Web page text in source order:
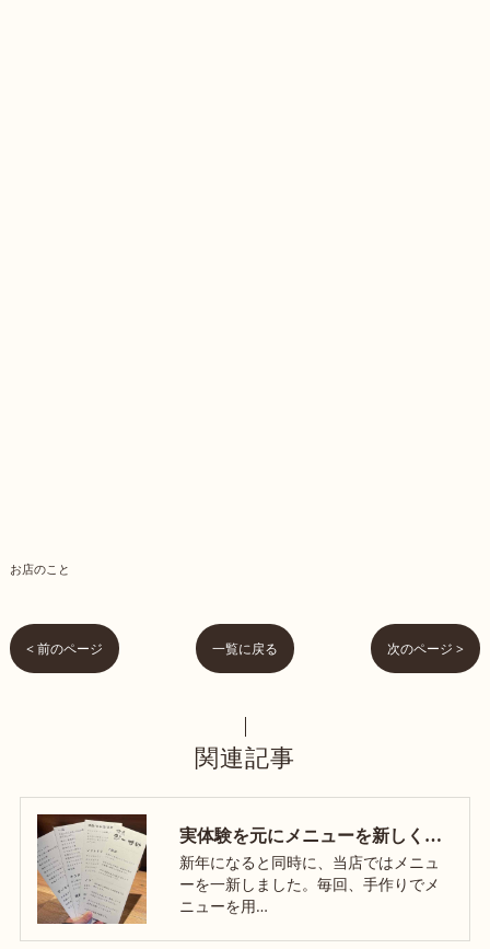
お店のこと
< 前のページ 一覧に戻る 次のページ >
関連記事
実体験を元にメニューを新しくしました！
新年になると同時に、当店ではメニュ
ーを一新しました。毎回、手作りでメ
ニューを用…